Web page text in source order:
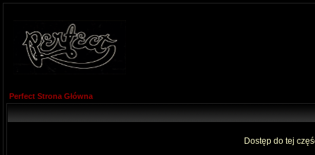
Perfect Strona Główna
Dostęp do tej